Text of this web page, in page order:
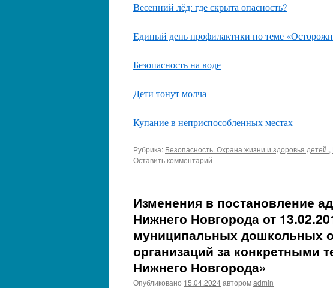
Весенний лёд: где скрыта опасность?
Единый день профилактики по теме
Безопасность на воде
Дети тонут молча
Купание в неприспособленных местах
Рубрика: Безопасность. Охрана жизни и здоровья детей.,
Оставить комментарий
Изменения в постановление
Нижнего Новгорода от
муниципальных дошкольных
организаций за конкретными
Нижнего Новгорода»
Опубликовано 15.04.2024авторомadmin